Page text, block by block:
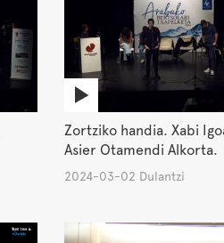
Zortziko handia. Xabi
Asier Otamendi Alkorta.
2024-03-02 Dulantzi